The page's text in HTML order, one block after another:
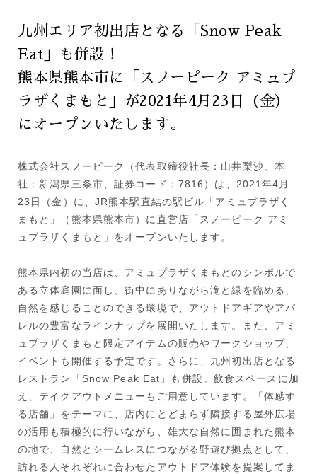
九州エリア初出店となる「Snow Peak
Eat」も併設！
熊本県熊本市に「スノーピーク アミュプ
ラザくまもと」が2021年4月23日（金）
にオープンいたします。
株式会社スノーピーク（代表取締役社長：山井梨沙、本
社：新潟県三条市、証券コード：7816）は、2021年4月
23日（金）に、JR熊本駅直結の駅ビル「アミュプラザく
まもと」（熊本県熊本市）に直営店「スノーピーク アミ
ュプラザくまもと」をオープンいたします。
熊本県内初の当店は、アミュプラザくまもとのシンボルで
ある立体庭園に面し、街中にありながら滝と緑を臨める、
自然を感じることのできる環境で、アウトドアギアやアパ
レルの豊富なラインナップを展開いたします。また、アミ
ュプラザくまもと限定アイテムの販売やワークショップ、
イベントも開催する予定です。さらに、九州初出店となる
レストラン「Snow Peak Eat」も併設。飲食スペースに加
え、テイクアウトメニューもご用意しています。「体感す
る店舗」をテーマに、店内にとどまらず隣接する屋外広場
の活用も積極的に行いながら、雄大な自然に囲まれた熊本
の地で、自然とシームレスにつながる野遊び拠点として、
訪れる人それぞれに合わせたアウトドア体験を提案してま